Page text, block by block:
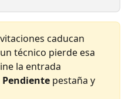
caducan
técnico pierde esa
la entrada
Pendiente pestaña y